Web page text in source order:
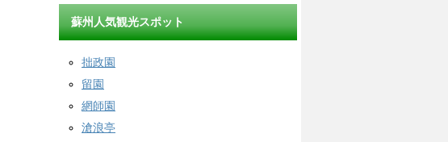
蘇州人気観光スポット
拙政園
留園
網師園
滄浪亭